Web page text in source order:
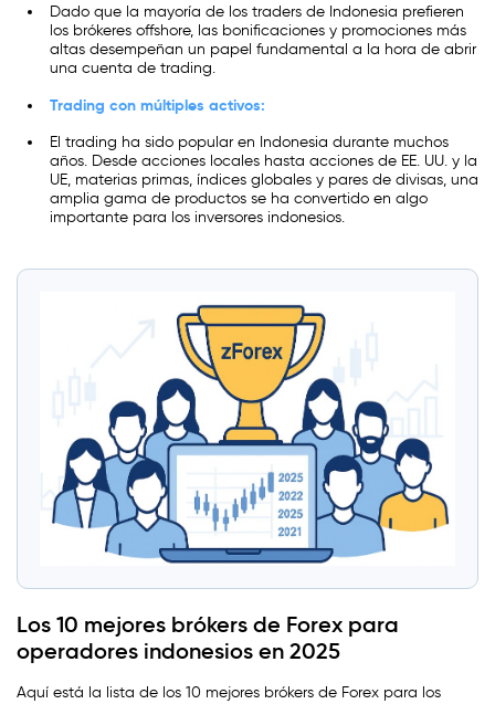
Dado que la mayoría de los traders de Indonesia prefieren
los brókeres offshore, las bonificaciones y promociones más
altas desempeñan un papel fundamental a la hora de abrir
una cuenta de trading.
Trading con múltiples activos:
El trading ha sido popular en Indonesia durante muchos
años. Desde acciones locales hasta acciones de EE. UU. y la
UE, materias primas, índices globales y pares de divisas, una
amplia gama de productos se ha convertido en algo
importante para los inversores indonesios.
Los 10 mejores brókers de Forex para
operadores indonesios en 2025
Aquí está la lista de los 10 mejores brókers de Forex para los